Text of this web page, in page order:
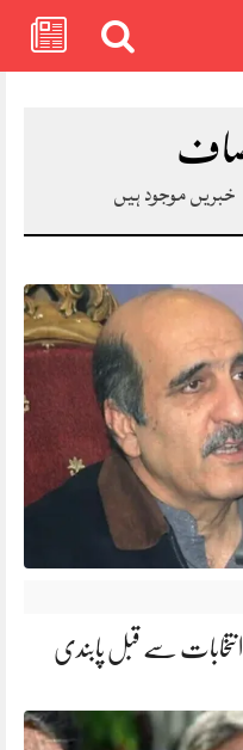
خبریں موجود ہیں
سے قبل پابندی